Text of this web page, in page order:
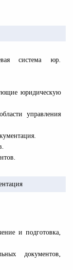
система юр.
юридическую
управления
и подготовка,
документов,